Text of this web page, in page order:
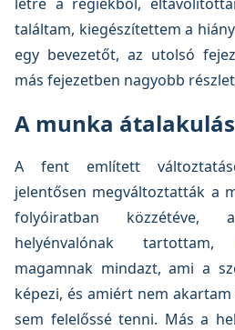
találtam, kiegészítettem a
egy bevezetőt, az utolsó
más fejezetben nagyobb
A munka
A fent említett
jelentősen megváltoztatták a
folyóiratban közzétéve,
helyénvalónak
magamnak mindazt, ami a
képezi, és amiért nem
sem felelőssé tenni. Más a